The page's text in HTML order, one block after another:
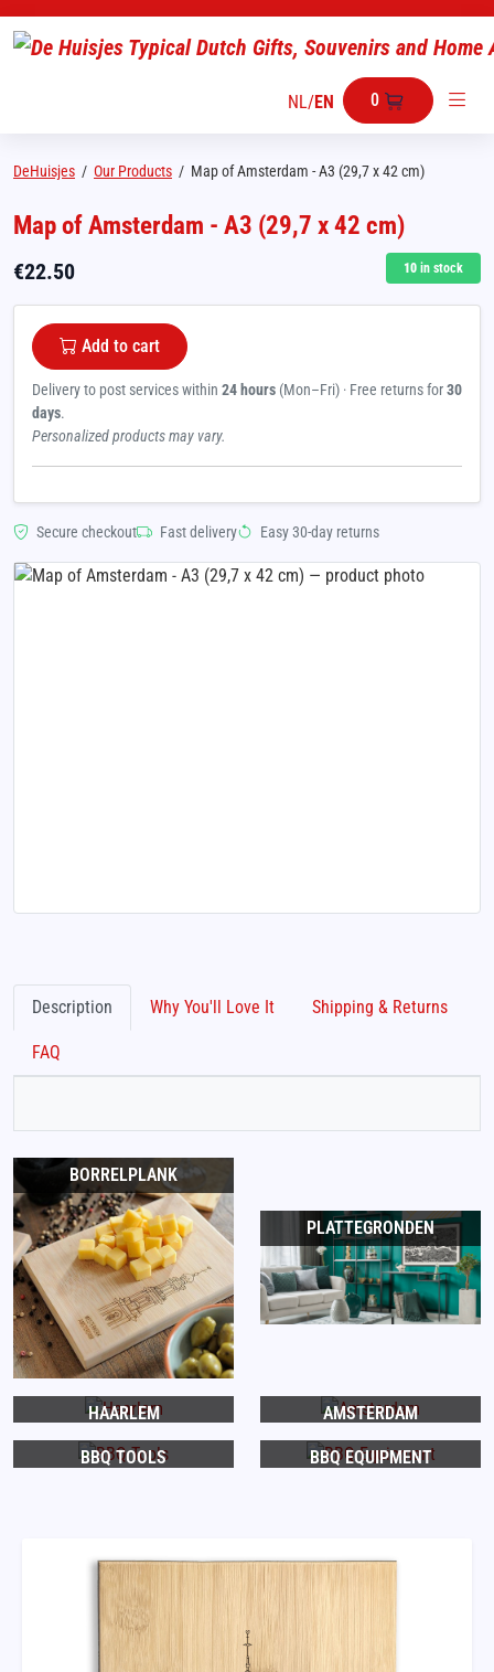
NL/EN 0
DeHuisjes / Our Products / Map of Amsterdam - A3 (29,7 x 42 cm)
Map of Amsterdam - A3 (29,7 x 42 cm)
€22.50 10 in stock
Add to cart
Delivery to post services within 24 hours (Mon–Fri) · Free returns for30
days.
Personalized products may vary.
Secure checkout Fast delivery Easy 30-day returns
Description Why You'll Love It Shipping & Returns
FAQ
BORRELPLANK
PLATTEGRONDEN
HAARLEM AMSTERDAM
BBQ TOOLS BBQ EQUIPMENT